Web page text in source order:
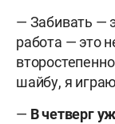
— Забивать —
работа — это
шайбу, я
— В четверг